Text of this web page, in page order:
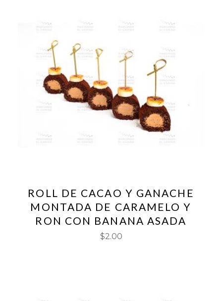
ROLL DE CACAO Y GANACHE
MONTADA DE CARAMELO Y
RON CON BANANA ASADA
$2.00